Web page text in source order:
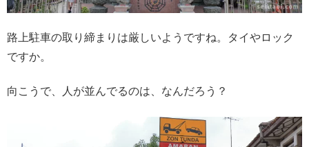
路上駐車の取り締まりは厳しいようですね。タイやロック
ですか。
向こうで、人が並んでるのは、なんだろう？